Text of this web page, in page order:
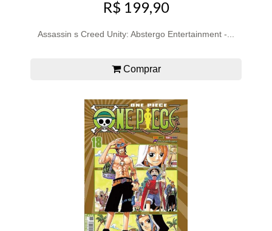
R$ 199,90
Assassin s Creed Unity: Abstergo Entertainment -...
Comprar